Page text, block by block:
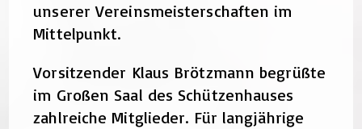
unserer Vereinsmeisterschaften im
Mittelpunkt.
Vorsitzender Klaus Brötzmann begrüßte
im Großen Saal des Schützenhauses
zahlreiche Mitglieder. Für langjährige